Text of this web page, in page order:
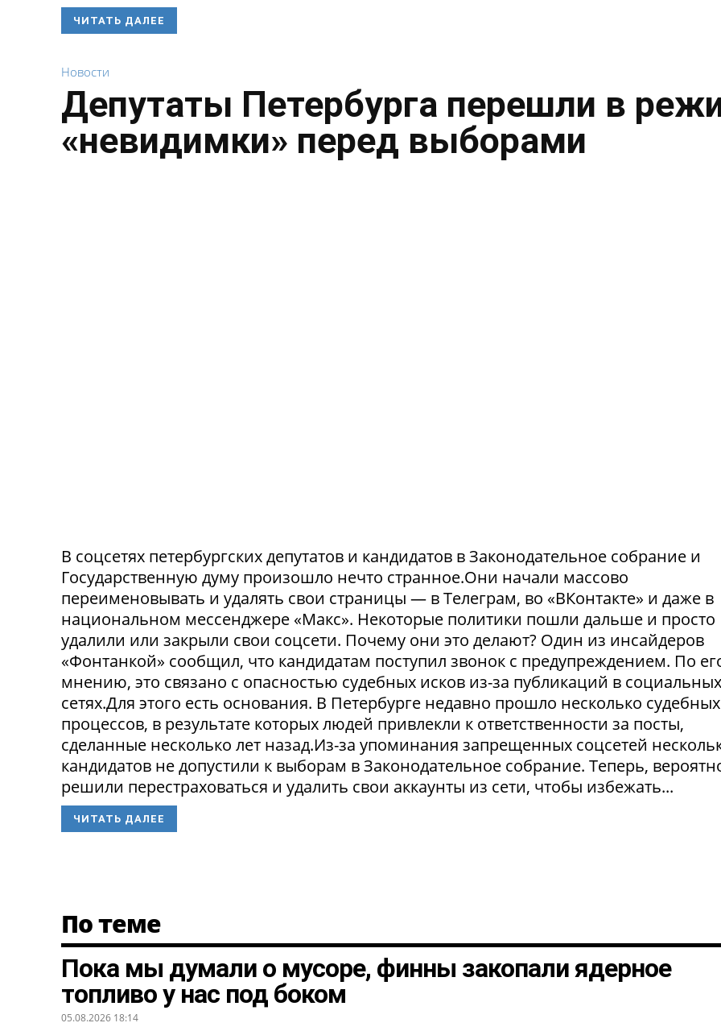
ЧИТАТЬ ДАЛЕЕ
Новости
Депутаты Петербурга перешли в
«невидимки» перед выборами
В соцсетях петербургских депутатов и кандидатов в Законодательное собрание и
Государственную думу произошло нечто странное.Они начали массово
переименовывать и удалять свои страницы — в Телеграм, во «ВКонтакте» и даже в
национальном мессенджере «Макс». Некоторые политики пошли дальше и просто
удалили или закрыли свои соцсети. Почему они это делают? Один из инсайдеров
«Фонтанкой» сообщил, что кандидатам поступил звонок с предупреждением. По
мнению, это связано с опасностью судебных исков из-за публикаций в социальных
сетях.Для этого есть основания. В Петербурге недавно прошло несколько судебных
процессов, в результате которых людей привлекли к ответственности за посты,
сделанные несколько лет назад.Из-за упоминания запрещенных соцсетей
кандидатов не допустили к выборам в Законодательное собрание. Теперь,
решили перестраховаться и удалить свои аккаунты из сети, чтобы избежать...
ЧИТАТЬ ДАЛЕЕ
По теме
Пока мы думали о мусоре, финны закопали ядерное
топливо у нас под боком
05.08.2026 18:14